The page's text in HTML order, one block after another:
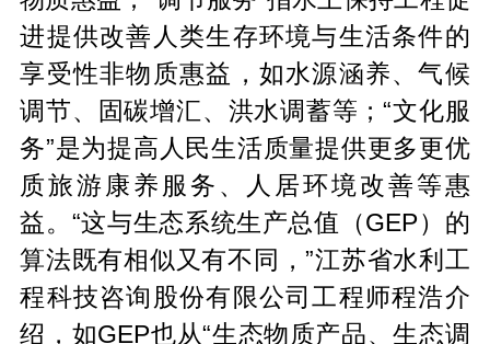
进提供改善人类生存环境与生活条件的
享受性非物质惠益，如水源涵养、气候
调节、固碳增汇、洪水调蓄等；“文化服
务”是为提高人民生活质量提供更多更优
质旅游康养服务、人居环境改善等惠
益。“这与生态系统生产总值（GEP）的
算法既有相似又有不同，”江苏省水利工
程科技咨询股份有限公司工程师程浩介
绍，如GEP也从“生态物质产品、生态调